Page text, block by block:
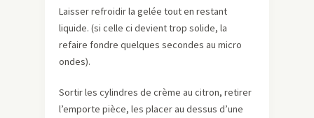
Laisser refroidir la gelée tout en restant
liquide. (si celle ci devient trop solide, la
refaire fondre quelques secondes au micro
ondes).
Sortir les cylindres de crème au citron, retirer
l’emporte pièce, les placer au dessus d’une